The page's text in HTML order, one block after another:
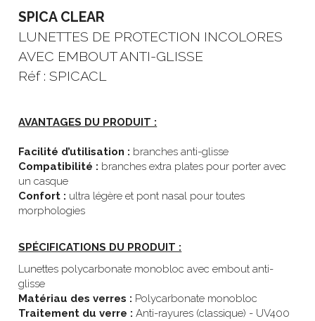
SPICA CLEAR
LUNETTES DE PROTECTION INCOLORES
AVEC EMBOUT ANTI-GLISSE
Réf : SPICACL
AVANTAGES DU PRODUIT :
Facilité d’utilisation : branches anti-glisse
Compatibilité : branches extra plates pour porter avec
un casque
Confort : ultra légère et pont nasal pour toutes
morphologies
SPÉCIFICATIONS DU PRODUIT :
Lunettes polycarbonate monobloc avec embout anti-
glisse
Matériau des verres : Polycarbonate monobloc
Traitement du verre : Anti-rayures (classique) - UV400